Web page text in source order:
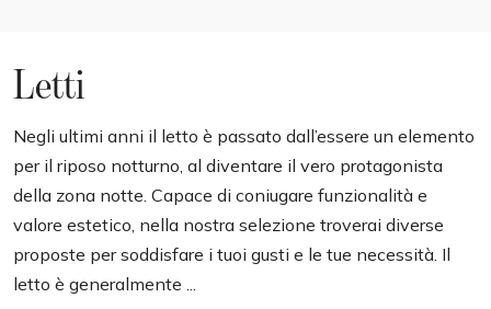
g
a
t
o
Letti
Negli ultimi anni il letto è passato dall’essere un elemento
per il riposo notturno, al diventare il vero protagonista
della zona notte. Capace di coniugare funzionalità e
valore estetico, nella nostra selezione troverai diverse
proposte per soddisfare i tuoi gusti e le tue necessità. Il
letto è generalmente ...